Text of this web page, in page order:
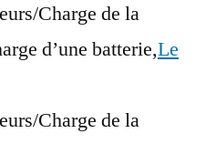
Charge de la
d’une batterie,Le
Charge de la